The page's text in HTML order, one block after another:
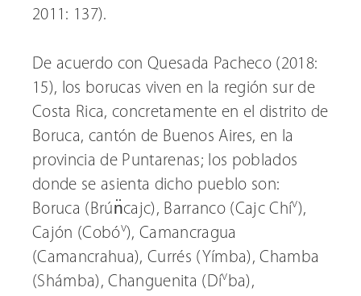
2011: 137).
De acuerdo con Quesada Pacheco (2018:
15), los borucas viven en la región sur de
Costa Rica, concretamente en el distrito de
Boruca, cantón de Buenos Aires, en la
provincia de Puntarenas; los poblados
donde se asienta dicho pueblo son:
Boruca (Brún̈cajc), Barranco (Cajc Chív),
Cajón (Cobóv), Camancragua
(Camancrahua), Currés (Yímba), Chamba
(Shámba), Changuenita (Dívba),